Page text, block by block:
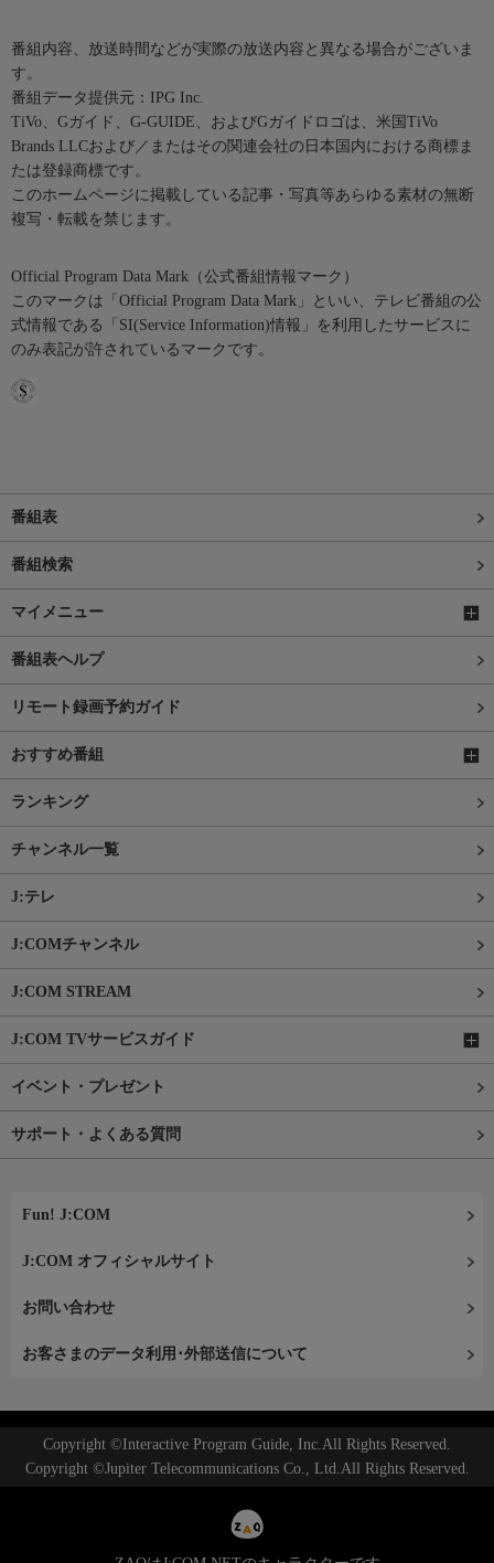
番組内容、放送時間などが実際の放送内容と異なる場合がございま
す。
番組データ提供元：IPG Inc.
TiVo、Gガイド、G-GUIDE、およびGガイドロゴは、米国TiVo
Brands LLCおよび／またはその関連会社の日本国内における商標ま
たは登録商標です。
このホームページに掲載している記事・写真等あらゆる素材の無断
複写・転載を禁じます。
Official Program Data Mark（公式番組情報マーク）
このマークは「Official Program Data Mark」といい、テレビ番組の公
式情報である「SI(Service Information)情報」を利用したサービスに
のみ表記が許されているマークです。
番組表
番組検索
マイメニュー
番組表ヘルプ
リモート録画予約ガイド
おすすめ番組
ランキング
チャンネル一覧
J:テレ
J:COMチャンネル
J:COM STREAM
J:COM TVサービスガイド
イベント・プレゼント
サポート・よくある質問
Fun! J:COM
J:COM オフィシャルサイト
お問い合わせ
お客さまのデータ利用･外部送信について
Copyright ©Interactive Program Guide, Inc.All Rights Reserved.
Copyright ©Jupiter Telecommunications Co., Ltd.All Rights Reserved.